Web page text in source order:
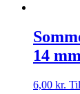
14 mm
6,00 kr.